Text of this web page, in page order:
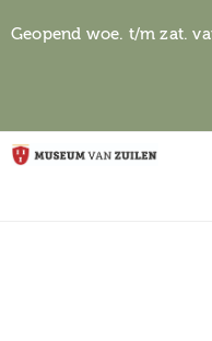
Geopend woe. t/m zat.
Home
Algemene